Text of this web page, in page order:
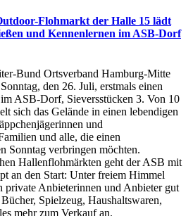
Flohmarkt der Halle 15 lädt
und Kennenlernen im ASB-Dorf
Bund Ortsverband Hamburg-Mitte
den 26. Juli, erstmals einen
ASB-Dorf, Sieversstücken 3. Von 10
sich das Gelände in einen lebendigen
und
und alle, die einen
Sonntag verbringen möchten.
Hallenflohmärkten geht der ASB mit
an den Start: Unter freiem Himmel
private Anbieterinnen und Anbieter gut
Spielzeug, Haushaltswaren,
mehr zum Verkauf an.